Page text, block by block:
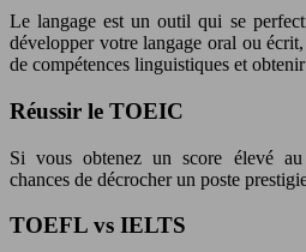
Le langage est un outil qui se
développer votre langage oral ou
de compétences linguistiques et
Réussir le TOEIC
Si vous obtenez un score élevé
chances de décrocher un poste
TOEFL vs IELTS